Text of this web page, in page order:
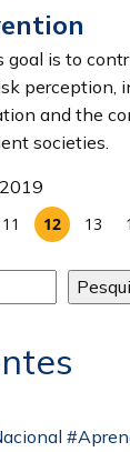
goal is to
perception,
and the
societies.
11 12 13